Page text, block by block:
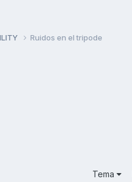
Ruidos en el tripode
Tema